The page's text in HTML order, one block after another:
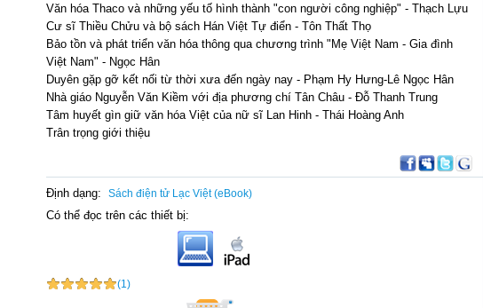
Văn hóa Thaco và những yếu tố hình thành "con người công nghiệp" - Thạch Lựu
Cư sĩ Thiều Chửu và bộ sách Hán Việt Tự điển - Tôn Thất Thọ
Bảo tồn và phát triển văn hóa thông qua chương trình "Mẹ Việt Nam - Gia đình
Việt Nam" - Ngọc Hân
Duyên gặp gỡ kết nối từ thời xưa đến ngày nay - Phạm Hy Hưng-Lê Ngọc Hân
Nhà giáo Nguyễn Văn Kiềm với địa phương chí Tân Châu - Đỗ Thanh Trung
Tâm huyết gìn giữ văn hóa Việt của nữ sĩ Lan Hinh - Thái Hoàng Anh
Trân trọng giới thiệu
Định dạng: Sách điện tử Lạc Việt (eBook)
Có thể đọc trên các thiết bị:
(1)